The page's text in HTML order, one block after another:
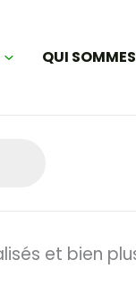
QUI
et bien